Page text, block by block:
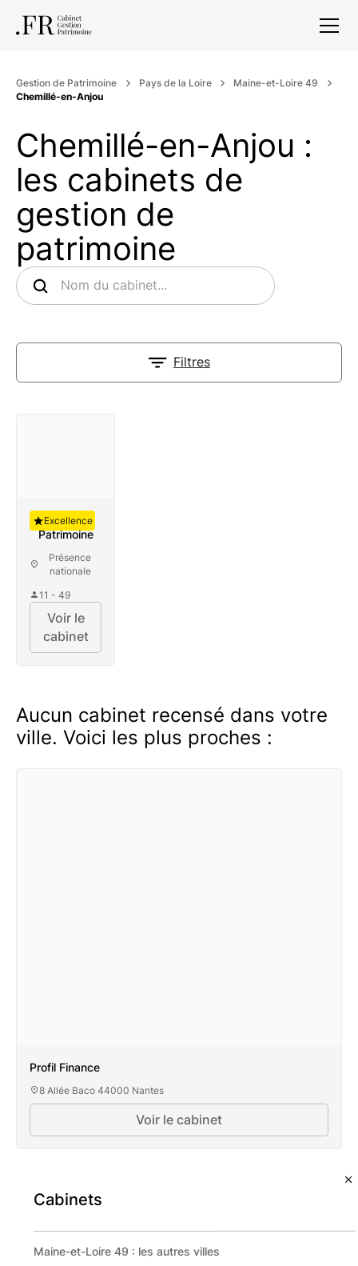
Gestion de Patrimoine Pays de la Loire
Maine-et-Loire 49
Chemillé-en-Anjou
Chemillé-en-Anjou :
les cabinets de
gestion de
patrimoine
Cabinets
Maine-et-Loire 49 : les autres villes
Filtres
Auguste
Patrimoine
Présence
nationale
11 - 49
Excellence
Voir le
cabinet
Aucun cabinet recensé dans votre
ville. Voici les plus proches :
Profil Finance
8 Allée Baco 44000 Nantes
Voir le cabinet